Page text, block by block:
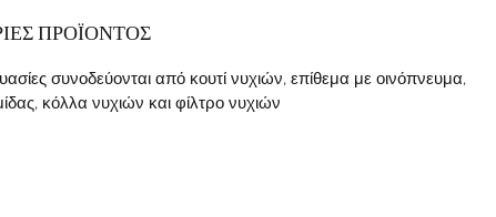
ΠΡΟΪΟΝΤΟΣ
συνοδεύονται από κουτί νυχιών, επίθεμα με οινόπνευμα,
κόλλα νυχιών και φίλτρο νυχιών